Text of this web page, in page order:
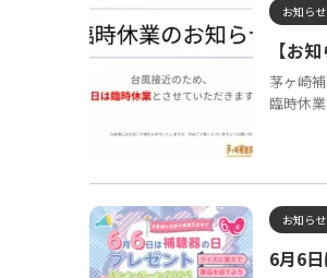
お知らせ
【お
茅ヶ崎
臨時休
お知らせ
6月6